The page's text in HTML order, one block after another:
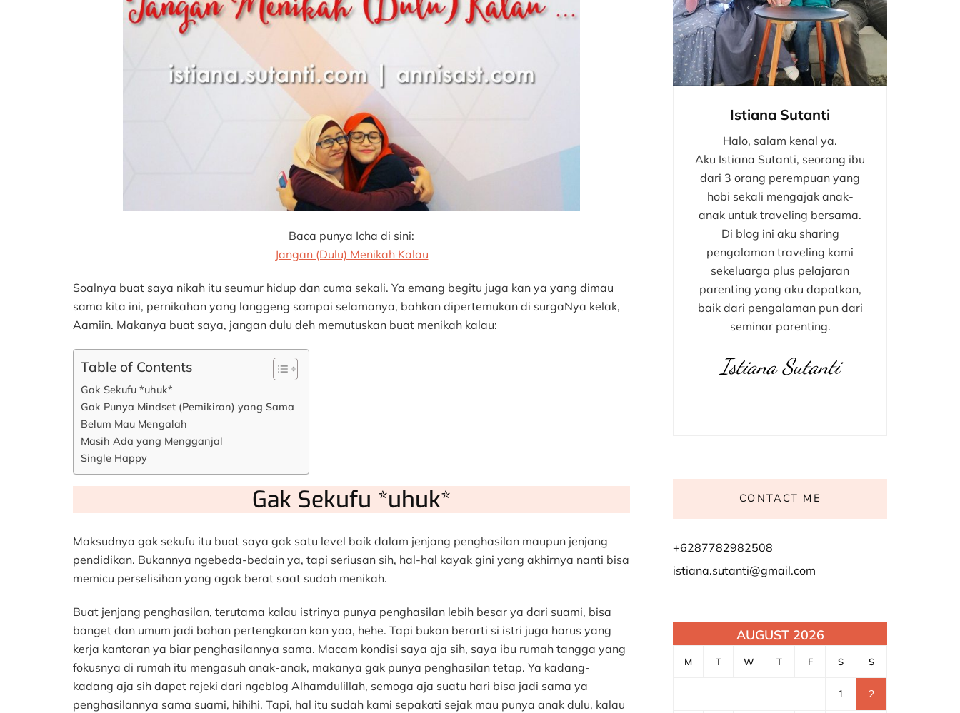
Baca punya Icha di sini:
Jangan (Dulu) Menikah Kalau
Soalnya buat saya nikah itu seumur hidup dan cuma sekali. Ya emang begitu juga kan ya yang dimau
sama kita ini, pernikahan yang langgeng sampai selamanya, bahkan dipertemukan di surgaNya kelak,
Aamiin. Makanya buat saya, jangan dulu deh memutuskan buat menikah kalau:
Table of Contents
Gak Sekufu *uhuk*
Gak Punya Mindset (Pemikiran) yang Sama
Belum Mau Mengalah
Masih Ada yang Mengganjal
Single Happy
Gak Sekufu *uhuk*
Maksudnya gak sekufu itu buat saya gak satu level baik dalam jenjang penghasilan maupun jenjang
pendidikan. Bukannya ngebeda-bedain ya, tapi seriusan sih, hal-hal kayak gini yang akhirnya nanti bisa
memicu perselisihan yang agak berat saat sudah menikah.
Buat jenjang penghasilan, terutama kalau istrinya punya penghasilan lebih besar ya dari suami, bisa
banget dan umum jadi bahan pertengkaran kan yaa, hehe. Tapi bukan berarti si istri juga harus yang
kerja kantoran ya biar penghasilannya sama. Macam kondisi saya aja sih, saya ibu rumah tangga yang
fokusnya di rumah itu mengasuh anak-anak, makanya gak punya penghasilan tetap. Ya kadang-
kadang aja sih dapet rejeki dari ngeblog Alhamdulillah, semoga aja suatu hari bisa jadi sama ya
penghasilannya sama suami, hihihi. Tapi, hal itu sudah kami sepakati sejak mau punya anak dulu, kalau
Istiana Sutanti
Halo, salam kenal ya.
Aku Istiana Sutanti, seorang ibu
dari 3 orang perempuan yang
hobi sekali mengajak anak-
anak untuk traveling bersama.
Di blog ini aku sharing
pengalaman traveling kami
sekeluarga plus pelajaran
parenting yang aku dapatkan,
baik dari pengalaman pun dari
seminar parenting.
Istiana Sutanti
CONTACT ME
+6287782982508
istiana.sutanti@gmail.com
AUGUST 2026
M T W T F S S
1 2